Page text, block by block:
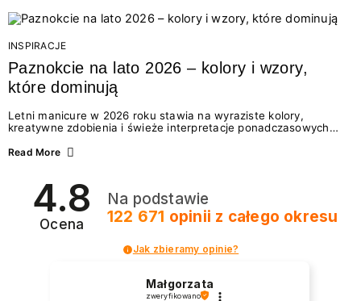
Motywem przewodnim jest eksplorowanie i kolekcjonowanie
letnich momentów. Z tej okazji przygotowaliśmy coś absolutnie
wyjątkowego: wielki konkurs z wakacje.pl oraz dawkę
najgorętszych trendów w...
INSPIRACJE
Paznokcie na lato 2026 – kolory i wzory,
które dominują
Letni manicure w 2026 roku stawia na wyraziste kolory,
kreatywne zdobienia i świeże interpretacje ponadczasowych
zarówno energetycznych odcieni inspirowanych wakacjami, jak
2026? Znajdź inspirację dla swojego manicure!
Read More
4.8
Ocena
Na podstawie
122 671 opinii z całego okresu
Jak zbieramy opinie?
Małgorzata
zweryfikowano